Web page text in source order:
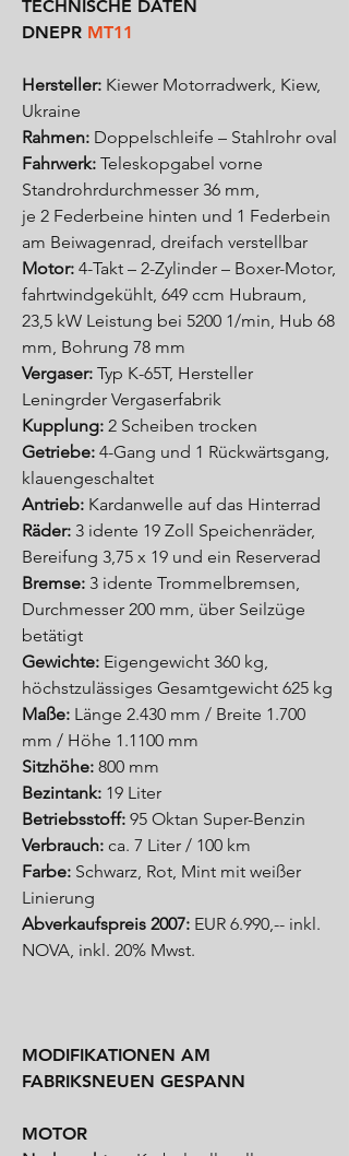
TECHNISCHE DATEN
DNEPR MT11
Hersteller: Kiewer Motorradwerk, Kiew,
Ukraine
Rahmen: Doppelschleife – Stahlrohr oval
Fahrwerk: Teleskopgabel vorne
Standrohrdurchmesser 36 mm,
je 2 Federbeine hinten und 1 Federbein
am Beiwagenrad, dreifach verstellbar
Motor: 4-Takt – 2-Zylinder – Boxer-Motor,
fahrtwindgekühlt, 649 ccm Hubraum,
23,5 kW Leistung bei 5200 1/min, Hub 68
mm, Bohrung 78 mm
Vergaser: Typ K-65T, Hersteller
Leningrder Vergaserfabrik
Kupplung: 2 Scheiben trocken
Getriebe: 4-Gang und 1 Rückwärtsgang,
klauengeschaltet
Antrieb: Kardanwelle auf das Hinterrad
Räder: 3 idente 19 Zoll Speichenräder,
Bereifung 3,75 x 19 und ein Reserverad
Bremse: 3 idente Trommelbremsen,
Durchmesser 200 mm, über Seilzüge
betätigt
Gewichte: Eigengewicht 360 kg,
höchstzulässiges Gesamtgewicht 625 kg
Maße: Länge 2.430 mm / Breite 1.700
mm / Höhe 1.1100 mm
Sitzhöhe: 800 mm
Bezintank: 19 Liter
Betriebsstoff: 95 Oktan Super-Benzin
Verbrauch: ca. 7 Liter / 100 km
Farbe: Schwarz, Rot, Mint mit weißer
Linierung
Abverkaufspreis 2007: EUR 6.990,-- inkl.
NOVA, inkl. 20% Mwst.
MODIFIKATIONEN AM
FABRIKSNEUEN GESPANN
MOTOR